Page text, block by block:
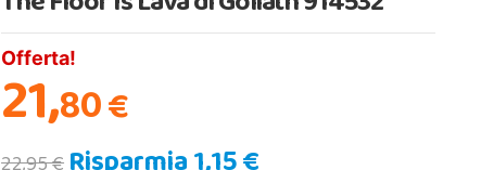
Offerta!
21,80€